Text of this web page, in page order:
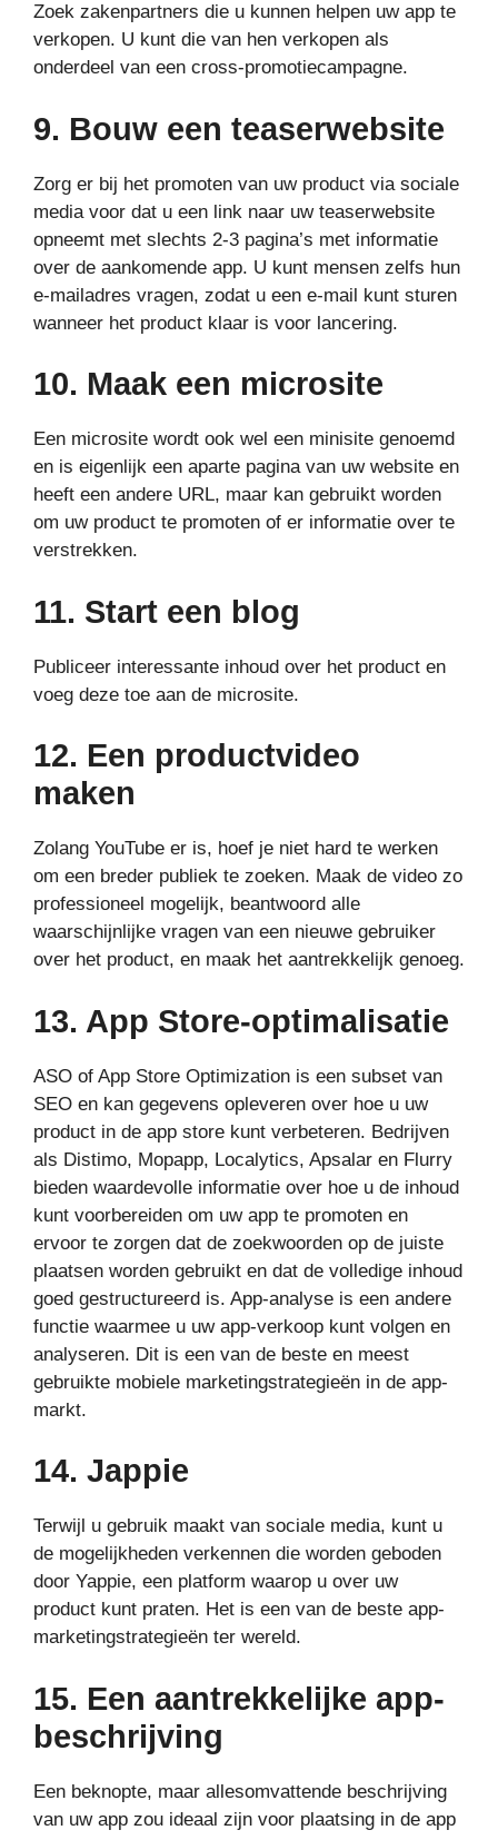
Zoek zakenpartners die u kunnen helpen uw app te
verkopen. U kunt die van hen verkopen als
onderdeel van een cross-promotiecampagne.
9. Bouw een teaserwebsite
Zorg er bij het promoten van uw product via sociale
media voor dat u een link naar uw teaserwebsite
opneemt met slechts 2-3 pagina’s met informatie
over de aankomende app. U kunt mensen zelfs hun
e-mailadres vragen, zodat u een e-mail kunt sturen
wanneer het product klaar is voor lancering.
10. Maak een microsite
Een microsite wordt ook wel een minisite genoemd
en is eigenlijk een aparte pagina van uw website en
heeft een andere URL, maar kan gebruikt worden
om uw product te promoten of er informatie over te
verstrekken.
11. Start een blog
Publiceer interessante inhoud over het product en
voeg deze toe aan de microsite.
12. Een productvideo
maken
Zolang YouTube er is, hoef je niet hard te werken
om een breder publiek te zoeken. Maak de video zo
professioneel mogelijk, beantwoord alle
waarschijnlijke vragen van een nieuwe gebruiker
over het product, en maak het aantrekkelijk genoeg.
13. App Store-optimalisatie
ASO of App Store Optimization is een subset van
SEO en kan gegevens opleveren over hoe u uw
product in de app store kunt verbeteren. Bedrijven
als Distimo, Mopapp, Localytics, Apsalar en Flurry
bieden waardevolle informatie over hoe u de inhoud
kunt voorbereiden om uw app te promoten en
ervoor te zorgen dat de zoekwoorden op de juiste
plaatsen worden gebruikt en dat de volledige inhoud
goed gestructureerd is. App-analyse is een andere
functie waarmee u uw app-verkoop kunt volgen en
analyseren. Dit is een van de beste en meest
gebruikte mobiele marketingstrategieën in de app-
markt.
14. Jappie
Terwijl u gebruik maakt van sociale media, kunt u
de mogelijkheden verkennen die worden geboden
door Yappie, een platform waarop u over uw
product kunt praten. Het is een van de beste app-
marketingstrategieën ter wereld.
15. Een aantrekkelijke app-
beschrijving
Een beknopte, maar allesomvattende beschrijving
van uw app zou ideaal zijn voor plaatsing in de app